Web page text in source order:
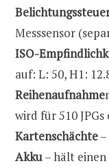
Messsensor
ISO-
auf: L: 50, H1:
Reihenaufnahme
wird für 510
Kartenschächte
Akku– hält